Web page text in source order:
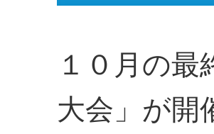
１０月の
大会」が開